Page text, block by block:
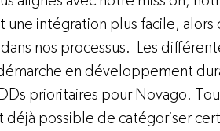
une intégration plus facile,
nos processus.  Les
en développement
prioritaires pour Novago.
déjà possible de catégoriser